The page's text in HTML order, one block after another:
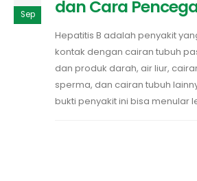
Sep
dan Cara
Hepatitis B adalah penyakit
kontak dengan cairan tubuh
dan produk darah, air liur,
sperma, dan cairan tubuh
bukti penyakit ini bisa menular